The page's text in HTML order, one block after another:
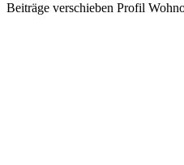
Beiträge verschieben Profil